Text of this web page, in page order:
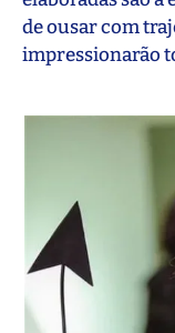
de ousar com
impressionarão